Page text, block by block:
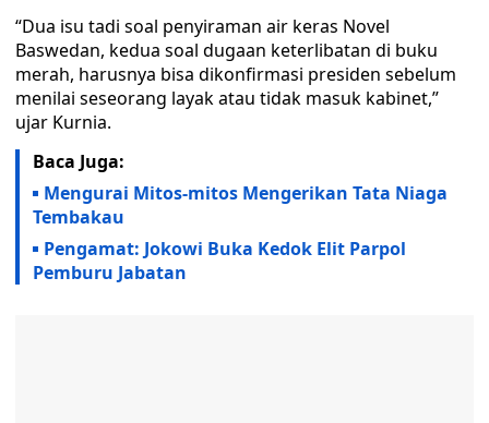
“Dua isu tadi soal penyiraman air keras Novel
Baswedan, kedua soal dugaan keterlibatan di buku
merah, harusnya bisa dikonfirmasi presiden sebelum
menilai seseorang layak atau tidak masuk kabinet,”
ujar Kurnia.
Baca Juga:
Mengurai Mitos-mitos Mengerikan Tata Niaga
Tembakau
Pengamat: Jokowi Buka Kedok Elit Parpol
Pemburu Jabatan